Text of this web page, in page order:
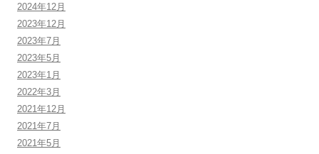
2024年12月
2023年12月
2023年7月
2023年5月
2023年1月
2022年3月
2021年12月
2021年7月
2021年5月